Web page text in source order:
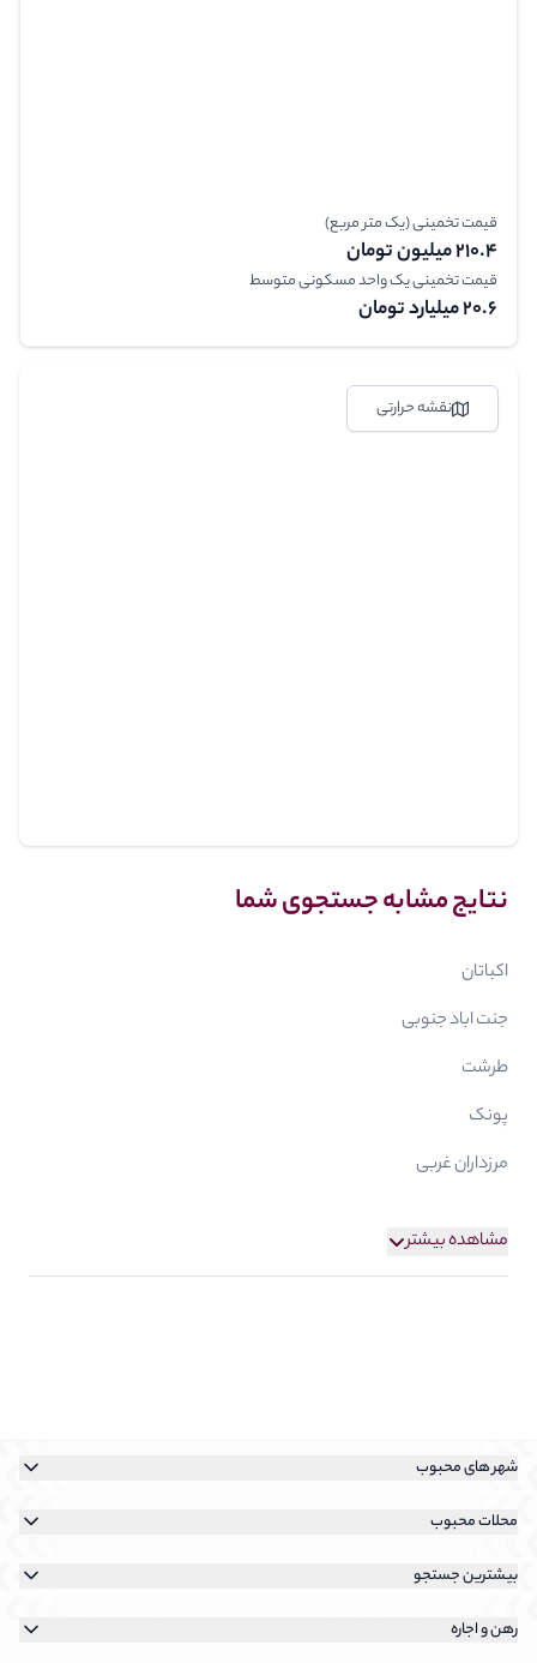
قیمت تخمینی (یک متر مربع)
210.4 میلیون تومان
قیمت تخمینی یک واحد مسکونی متوسط
20.6 میلیارد تومان
نقشه حرارتی
نتایج مشابه جستجوی شما
اکباتان
جنت اباد جنوبی
طرشت
پونک
مرزداران غربی
مشاهده بیشتر
شهر های محبوب
خرید آپارتمان در کیش
خرید آپارتمان در پردیس
محلات محبوب
خرید آپارتمان در شهرک غرب
بیشترین جستجو
رهن و اجاره